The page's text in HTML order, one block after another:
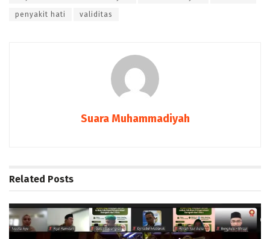
penyakit hati validitas
Suara Muhammadiyah
Related Posts